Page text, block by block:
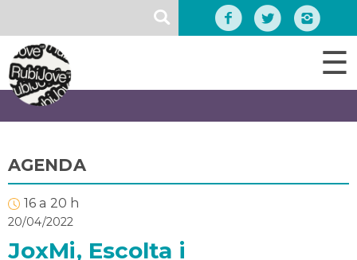
contingut
☰
AGENDA
16 a 20 h
20/04/2022
JoxMi, Escolta i